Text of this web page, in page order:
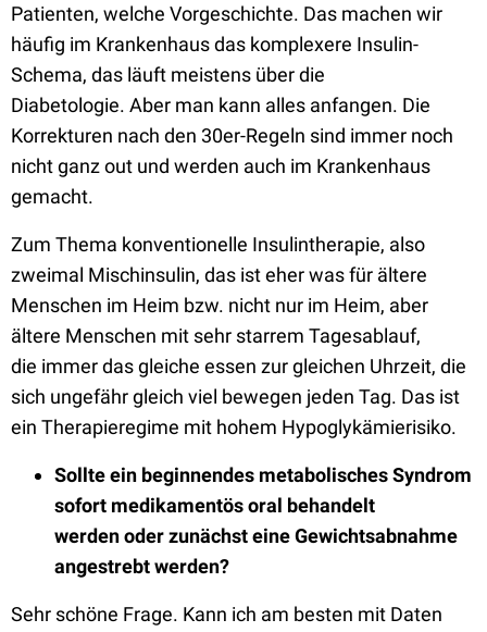
Patienten, welche Vorgeschichte. Das machen wir
häufig im Krankenhaus das komplexere Insulin-
Schema, das läuft meistens über die
Diabetologie. Aber man kann alles anfangen. Die
Korrekturen nach den 30er-Regeln sind immer noch
nicht ganz out und werden auch im Krankenhaus
gemacht.
Zum Thema konventionelle Insulintherapie, also
zweimal Mischinsulin, das ist eher was für ältere
Menschen im Heim bzw. nicht nur im Heim, aber
ältere Menschen mit sehr starrem Tagesablauf,
die immer das gleiche essen zur gleichen Uhrzeit, die
sich ungefähr gleich viel bewegen jeden Tag. Das ist
ein Therapieregime mit hohem Hypoglykämierisiko.
Sollte ein beginnendes metabolisches Syndrom
sofort medikamentös oral behandelt
werdenoder zunächst eine Gewichtsabnahme
angestrebtwerden?
Sehr schöne Frage. Kann ich am besten mit Daten